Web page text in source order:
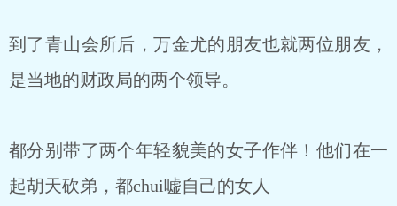
到了青山会所后，万金尤的朋友也就两位朋友，
是当地的财政局的两个领导。
都分别带了两个年轻貌美的女子作伴！他们在一
起胡天砍弟，都chui嘘自己的女人